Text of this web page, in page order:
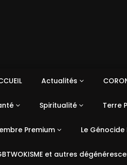
Actualités
Spiritualité Terre
Premium Le Génocide
et autres